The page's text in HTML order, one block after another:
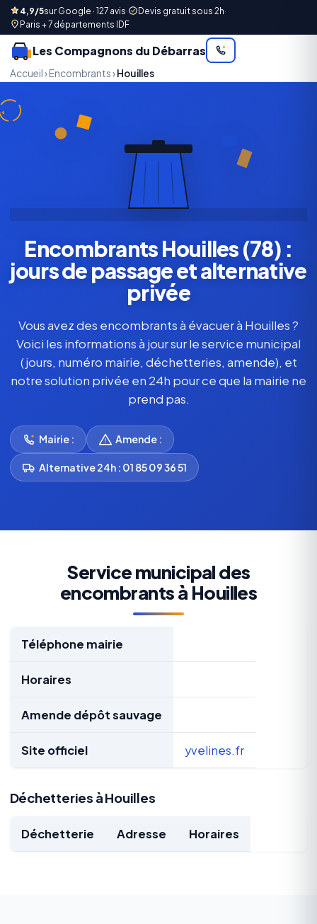
4,9/5sur Google · 127 avis· Devis gratuit sous 2h·
Paris + 7 départements IDF
Les Compagnons du Débarras
Accueil› Encombrants› Houilles
Encombrants Houilles (78) :
jours de passage et alternative
privée
Vous avez des encombrants à évacuer à Houilles ?
Voici les informations à jour sur le service municipal
(jours, numéro mairie, déchetteries, amende), et
notre solution privée en 24h pour ce que la mairie ne
prend pas.
Mairie : Amende :
Alternative 24h : 01 85 09 36 51
Service municipal des
encombrants à Houilles
Téléphone mairie
Horaires
Amende dépôt sauvage
Site officiel yvelines.fr
Déchetteries à Houilles
Déchetterie Adresse Horaires